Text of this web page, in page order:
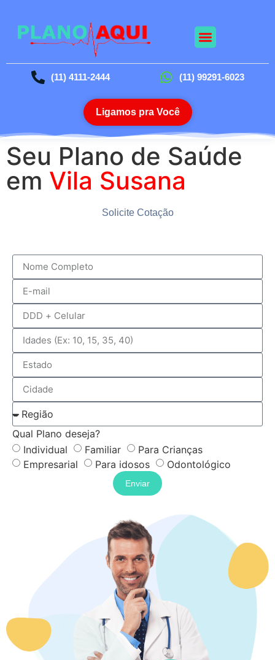
(11) 4111-2444 (11) 99291-6023
Ligamos pra Você
Seu Plano de Saúde
em Vila Susana
Solicite Cotação
Qual Plano deseja?
Individual
Familiar
Para Crianças
Empresarial
Para idosos Odontológico
Enviar